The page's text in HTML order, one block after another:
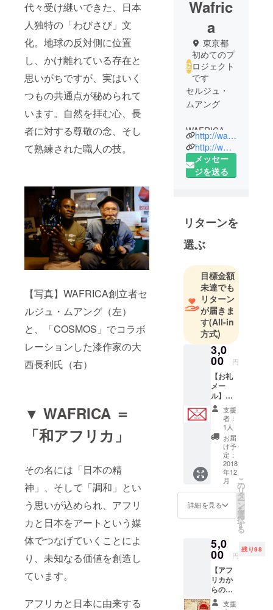
代々受け継いできた、日本
人独特の「わびさび」文
化。地球の反対側に位置
し、かけ離れている存在と
思いがちですが、実はいく
つもの共通点が秘められて
います。自然を拝む心、長
者に対する尊敬の念、そし
て熟練された職人の技。
【写真】WAFRICA創立者セ
ルジュ・ムアング（左）
と、「COSMOS」でコラボ
レーションした漆作家の大
西長利氏（右）
▼ WAFRICA ＝
「和アフリカ」
その名には「日本の精
神」、そして「調和」とい
う思いが込められ、アフリ
カと日本をアートという媒
体でつなげていくことによ
り、未知なる価値を創造し
ています。
アフリカと日本に由来する
Wafric
a
東京都
初めてのプ
ロジェクト
です
セルジュ・
ムアング
WAFRICA創
立者。デザ
イナー、
TEDフェ
http://wafrica.jp/
http://www.facebook.com/wafrica.kimono
メッセー
ジを送る
リターンを
選ぶ
目標金額
未達でも
リターン
が届きま
す(All-in
方式)
3,0
00 円
【お礼
メー
ル】
WAFRI
CA創立
者セル
ジュよ
り、手
書きイ
ラスト
付きの
お礼
メール
をお送
りしま
す。
支援
者：
1人
お届
け予
定：
2018
年12
月
詳細を見る
こ
の
リ
タ
ー
ン
を
選
択
す
る
5,0
00 円
残り98
【アフ
リカか
らの絵
葉書 】
支援